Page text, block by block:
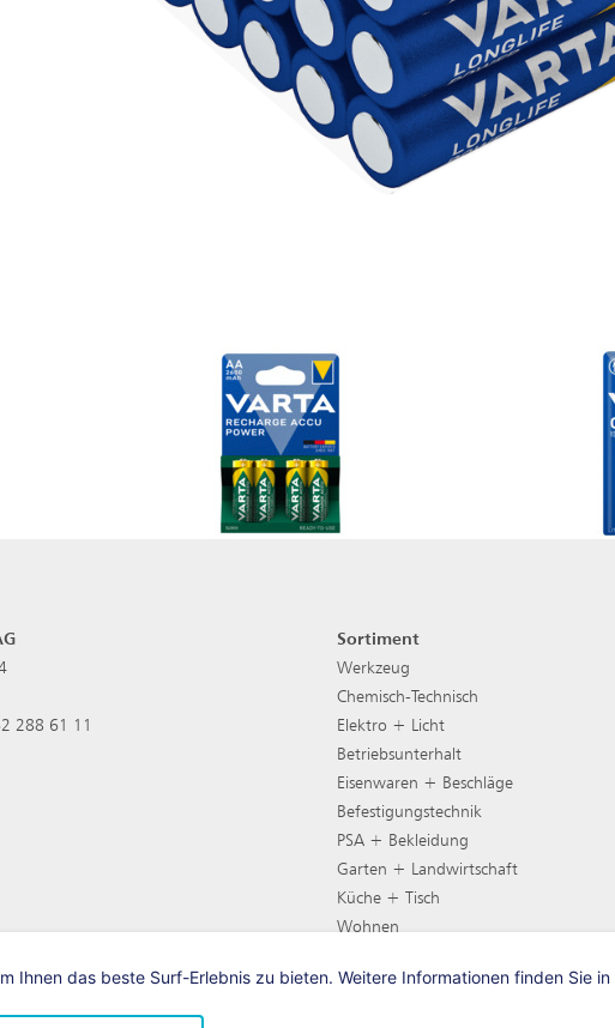
288 61 11
Footer Navigation
Sortiment
Werkzeug
Chemisch-Technisch
Elektro + Licht
Betriebsunterhalt
Eisenwaren + Beschläge
Befestigungstechnik
PSA + Bekleidung
Garten + Landwirtschaft
Küche + Tisch
Wohnen
Grill
Ihnen das beste Surf-Erlebnis zu bieten. Weitere Informationen finden Sie in